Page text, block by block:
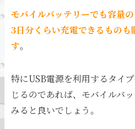
モバイルバッテリーでも容量の
3日分くらい充電できるものも
す。
特にUSB電源を利用するタイ
じるのであれば、モバイルバ
みると良いでしょう。